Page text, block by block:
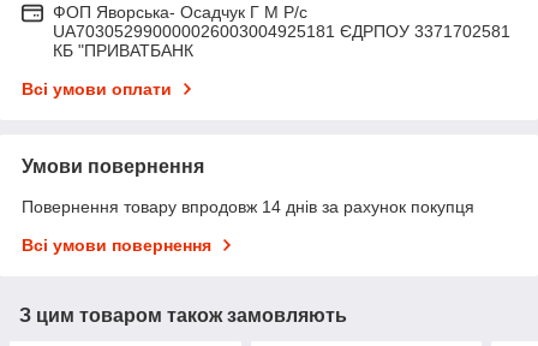
ФОП Яворська- Осадчук Г М Р/c
UA703052990000026003004925181 ЄДРПОУ 3371702581
КБ "ПРИВАТБАНК
Всі умови оплати
Умови повернення
Повернення товару впродовж 14 днів за рахунок покупця
Всі умови повернення
З цим товаром також замовляють